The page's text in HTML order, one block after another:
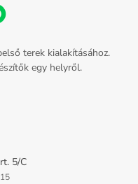
terek kialakításához.
egy helyről.
5/C